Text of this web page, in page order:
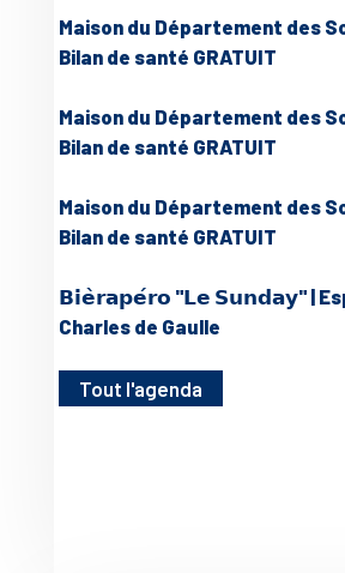
Maison du Département des
Bilan de santé GRATUIT
Maison du Département des
Bilan de santé GRATUIT
Maison du Département des
Bilan de santé GRATUIT
𝗕𝗶𝗲̀𝗿𝗮𝗽𝗲́𝗿𝗼 "𝗟𝗲 𝗦𝘂𝗻𝗱𝗮𝘆" |
Charles de Gaulle
Tout l'agenda